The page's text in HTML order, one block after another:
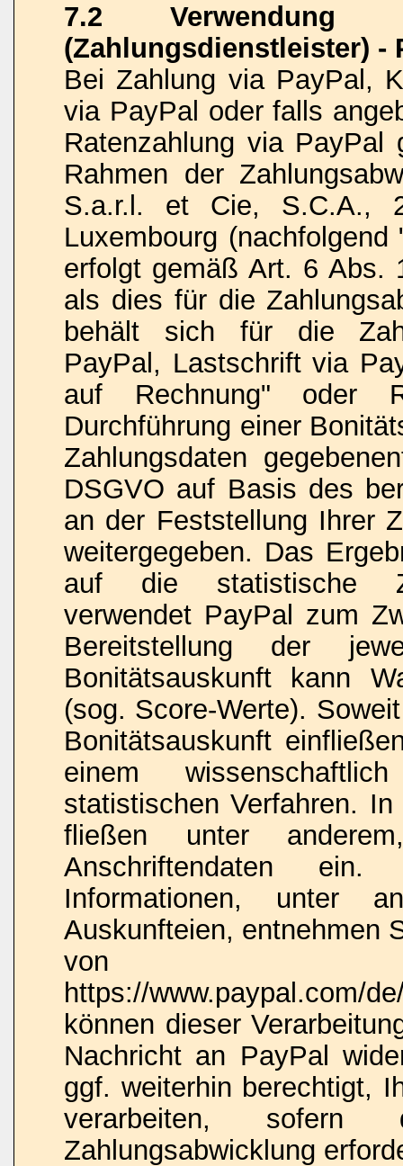
7.2 Verwendung
(Zahlungsdienstleister) -
Bei Zahlung via PayPal,
via PayPal oder falls
Ratenzahlung via PayPal
Rahmen der
S.a.r.l. et Cie, S.C.A.,
Luxembourg
erfolgt gemäß Art. 6 Abs.
als dies für die
behält sich für die
PayPal, Lastschrift via
auf Rechnung" oder
Durchführung einer
Zahlungsdaten
DSGVO auf Basis des
an der Feststellung Ihrer
weitergegeben. Das
auf die statistische
verwendet PayPal zum
Bereitstellung der
Bonitätsauskunft kann
(sog. Score-Werte).
Bonitätsauskunft
einem
statistischen Verfahren.
fließen unter
Anschriftendaten ein.
Informationen, unter
Auskunfteien, entnehmen
von
https://www.paypal.com/
können dieser
Nachricht an PayPal
ggf. weiterhin berechtigt,
verarbeiten, sofern
Zahlungsabwicklung